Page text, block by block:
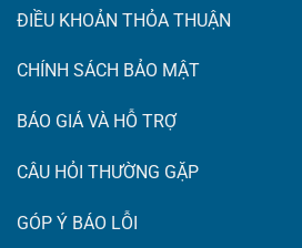
ĐIỀU KHOẢN THỎA THUẬN
CHÍNH SÁCH BẢO MẬT
BÁO GIÁ VÀ HỖ TRỢ
CÂU HỎI THƯỜNG GẶP
GÓP Ý BÁO LỖI